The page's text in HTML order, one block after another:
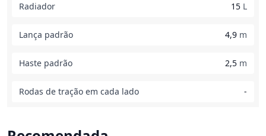
Radiador 15 L
Lança padrão 4,9 m
Haste padrão 2,5 m
Rodas de tração em cada lado -